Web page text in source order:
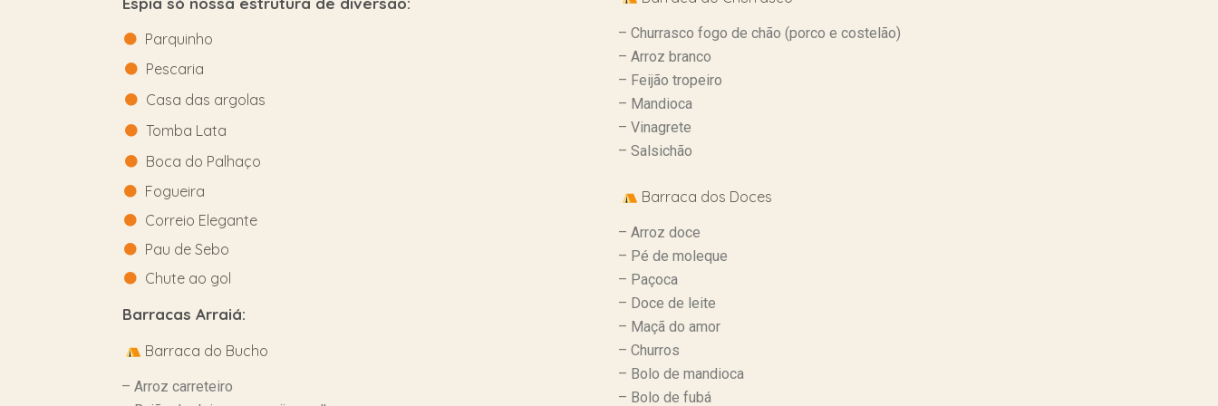
Parquinho
Pescaria
Casa das argolas
Tomba Lata
Boca do Palhaço
Fogueira
Correio Elegante
Pau de Sebo
Chute ao gol
Barracas Arraiá:
Barraca do Bucho
– Arroz carreteiro
– Churrasco fogo de chão (porco e costelão)
– Arroz branco
– Feijão tropeiro
– ⁠Mandioca
– ⁠Vinagrete
– ⁠Salsichão
Barraca dos Doces
– Arroz doce
– ⁠Pé de moleque
– ⁠Paçoca
– ⁠Doce de leite
– ⁠Maçã do amor
– ⁠Churros
– ⁠Bolo de mandioca
– ⁠Bolo de fubá